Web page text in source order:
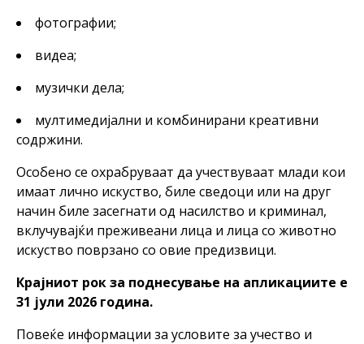
фотографии;
видеа;
музички дела;
мултимедијални и комбинирани креативни
содржини.
Особено се охрабруваат да учествуваат млади кои
имаат лично искуство, биле сведоци или на друг
начин биле засегнати од насилство и криминал,
вклучувајќи преживеани лица и лица со животно
искуство поврзано со овие предизвици.
Крајниот рок за поднесување на апликациите е
31 јули 2026 година.
Повеќе информации за условите за учество и